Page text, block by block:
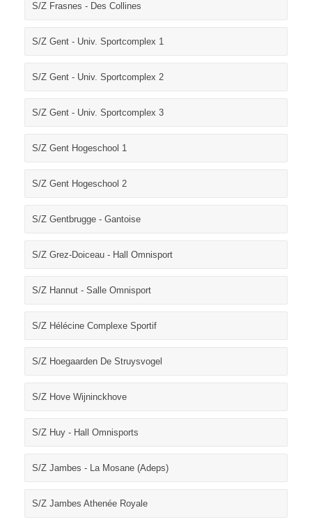
S/Z Frasnes - Des Collines
S/Z Gent - Univ. Sportcomplex 1
S/Z Gent - Univ. Sportcomplex 2
S/Z Gent - Univ. Sportcomplex 3
S/Z Gent Hogeschool 1
S/Z Gent Hogeschool 2
S/Z Gentbrugge - Gantoise
S/Z Grez-Doiceau - Hall Omnisport
S/Z Hannut - Salle Omnisport
S/Z Hélécine Complexe Sportif
S/Z Hoegaarden De Struysvogel
S/Z Hove Wijninckhove
S/Z Huy - Hall Omnisports
S/Z Jambes - La Mosane (Adeps)
S/Z Jambes Athenée Royale